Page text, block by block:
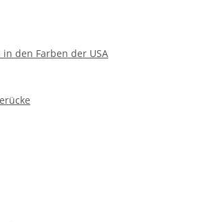
den Farben der USA